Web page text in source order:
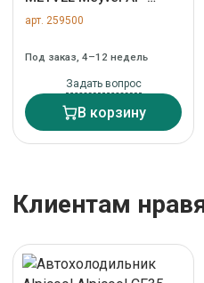
DB85X арт. ZN-259500
арт. 259500
Под заказ, 4–12 недель
Задать вопрос
В корзину
Клиентам